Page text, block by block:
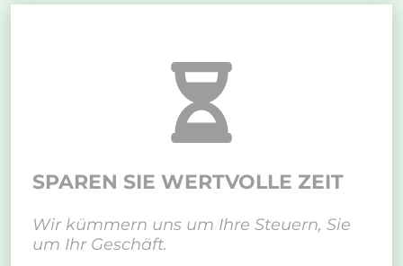
SPAREN SIE WERTVOLLE ZEIT
Wir kümmern uns um Ihre Steuern, Sie
um Ihr Geschäft.